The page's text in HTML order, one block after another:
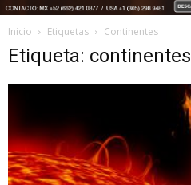
Inicio Etiquetas Continentes
Etiqueta: continentes